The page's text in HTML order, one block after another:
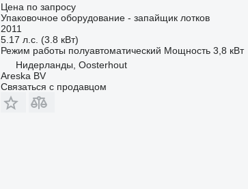
Цена по запросу
Упаковочное оборудование - запайщик лотков
2011
5.17 л.с. (3.8 кВт)
Режим работы полуавтоматический Мощность 3,8 кВт
Нидерланды, Oosterhout
Areska BV
Связаться с продавцом